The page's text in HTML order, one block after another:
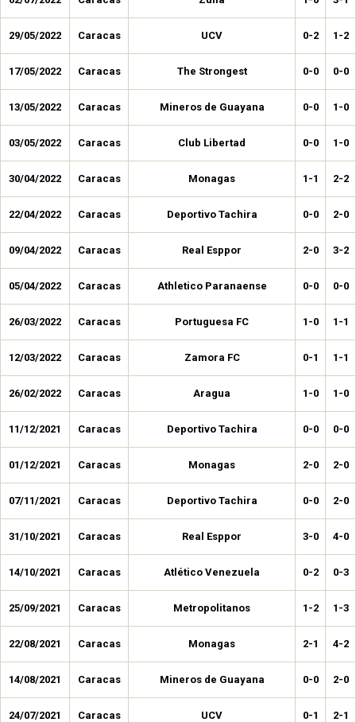
29/05/2022 Caracas UCV 0-2 1-2
17/05/2022 Caracas The Strongest 0-0 0-0
13/05/2022 Caracas Mineros de Guayana 0-0 1-0
03/05/2022 Caracas Club Libertad 0-0 1-0
30/04/2022 Caracas Monagas 1-1 2-2
22/04/2022 Caracas Deportivo Tachira 0-0 2-0
09/04/2022 Caracas Real Esppor 2-0 3-2
05/04/2022 Caracas Athletico Paranaense 0-0 0-0
26/03/2022 Caracas Portuguesa FC 1-0 1-1
12/03/2022 Caracas Zamora FC 0-1 1-1
26/02/2022 Caracas Aragua 1-0 1-0
11/12/2021 Caracas Deportivo Tachira 0-0 0-0
01/12/2021 Caracas Monagas 2-0 2-0
07/11/2021 Caracas Deportivo Tachira 0-0 2-0
31/10/2021 Caracas Real Esppor 3-0 4-0
14/10/2021 Caracas Atlético Venezuela 0-2 0-3
25/09/2021 Caracas Metropolitanos 1-2 1-3
22/08/2021 Caracas Monagas 2-1 4-2
14/08/2021 Caracas Mineros de Guayana 0-0 2-0
24/07/2021 Caracas UCV 0-1 2-1